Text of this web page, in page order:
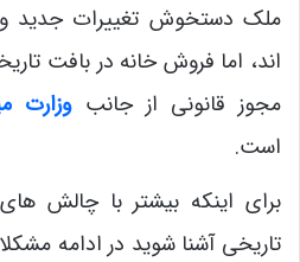
ملک دستخوش تغییرات جدید
اند، اما فروش خانه در بافت
مجوز قانونی از جانبوزارت
است.
برای اینکه بیشتر با چالش‌
تاریخی آشنا شوید در ادامه